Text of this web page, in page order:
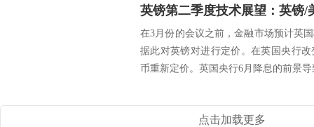
在3月份的会议之前，金融市场预计英
据此对英镑对进行定价。在英国央行
币重新定价。英国央行6月降息的前景
点击加载更多